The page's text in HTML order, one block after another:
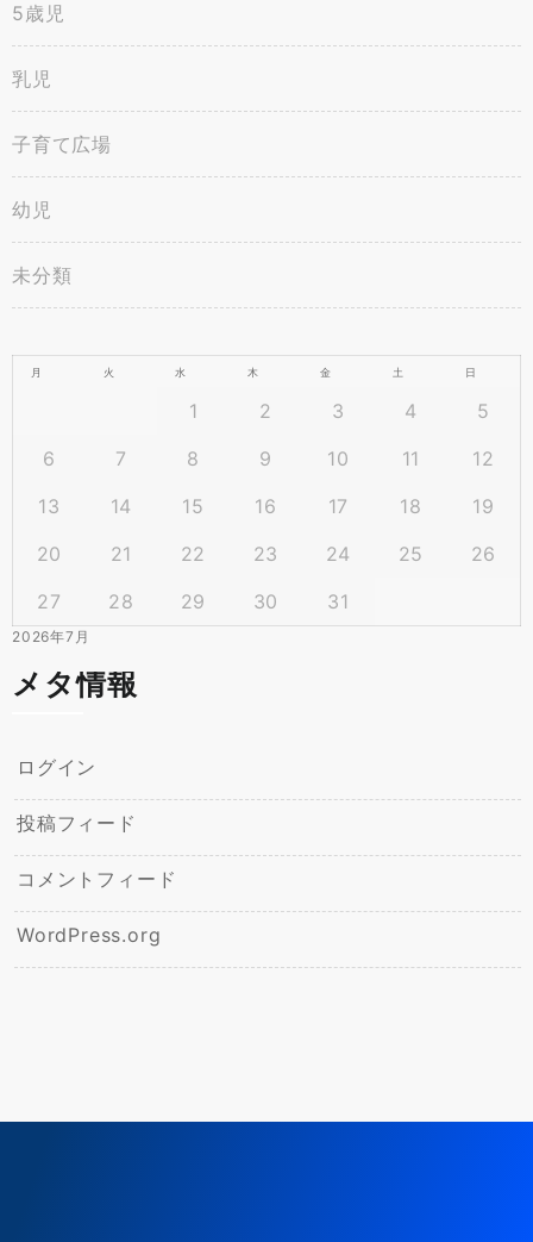
5歳児
乳児
子育て広場
幼児
未分類
2026年7月
月 火 水 木 金 土 日
1 2 3 4
5
6
7 8 9 10 11
12
13
14 15 16 17 18
19
20
21 22 23 24 25
26
27
28 29 30 31
メタ情報
ログイン
投稿フィード
コメントフィード
WordPress.org